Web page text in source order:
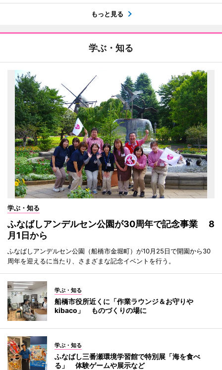
もっと見る
学ぶ・知る
学ぶ・知る
ふなばしアンデルセン公園が30周年で記念事業 8
月1日から
ふなばしアンデルセン公園（船橋市金堀町）が10月25日で開園から30
周年を迎えるに当たり、さまざまな記念イベントを行う。
学ぶ・知る
船橋市役所近くに「作業ラウンジ＆お守りや
kibaco」 ものづくりの場に
学ぶ・知る
ふなばし三番瀬環境学習館で特別展「海を食べ
る」 体験ゲームや展示など